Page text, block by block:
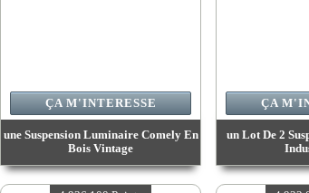
une Suspension Luminaire Comely En
Bois Vintage
Valeur :5 054 900 Points
Quantité Disponible :4
ÇA M'INTERESSE
un Lot De 2
Valeur :5
Quantité
ÇA